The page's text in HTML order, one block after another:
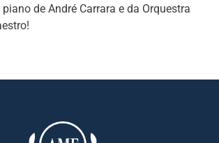
de André Carrara e da Orquestra